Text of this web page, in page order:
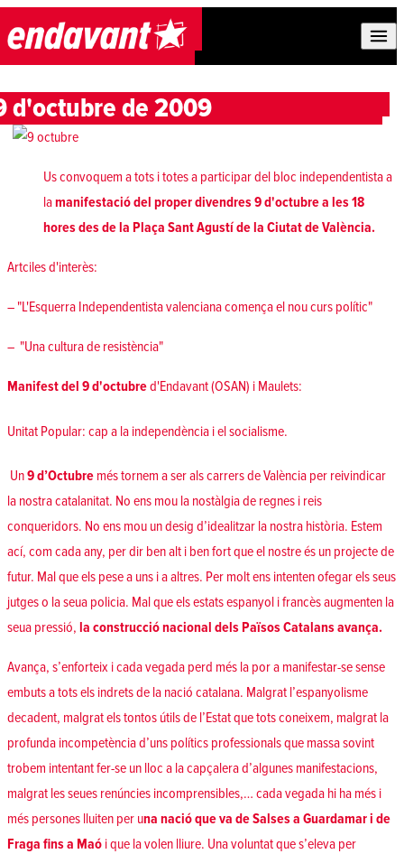
Skip to content
d'octubre de 2009
Us convoquem a tots i totes a participar del bloc independentista a
lamanifestació del proper divendres 9 d'octubre a les 18
hores des de la Plaça Sant Agustí de la Ciutat de València.
Artciles d'interès:
– "L'Esquerra Independentista valenciana comença el nou curs polític"
– "Una cultura de resistència"
Manifest del 9 d'octubred'Endavant (OSAN) i Maulets:
Unitat Popular: cap a la independència i el socialisme.
Un9 d’Octubre més tornem a ser als carrers de València per reivindicar
la nostra catalanitat. No ens mou la nostàlgia de regnes i reis
conqueridors. No ens mou un desig d’idealitzar la nostra història. Estem
ací, com cada any, per dir ben alt i ben fort que el nostre és un projecte de
futur. Mal que els pese a uns i a altres. Per molt ens intenten ofegar els seus
jutges o la seua policia. Mal que els estats espanyol i francès augmenten la
seua pressió, la construcció nacional dels Països Catalans avança.
Avança, s’enforteix i cada vegada perd més la por a manifestar-se sense
embuts a tots els indrets de la nació catalana. Malgrat l’espanyolisme
decadent, malgrat els tontos útils de l’Estat que tots coneixem, malgrat la
profunda incompetència d’uns polítics professionals que massa sovint
trobem intentant fer-se un lloc a la capçalera d’algunes manifestacions,
malgrat les seues renúncies incomprensibles,… cada vegada hi ha més i
més persones lluiten per una nació que va de Salses a Guardamar i de
Fraga fins a Maó i que la volen lliure. Una voluntat que s’eleva per